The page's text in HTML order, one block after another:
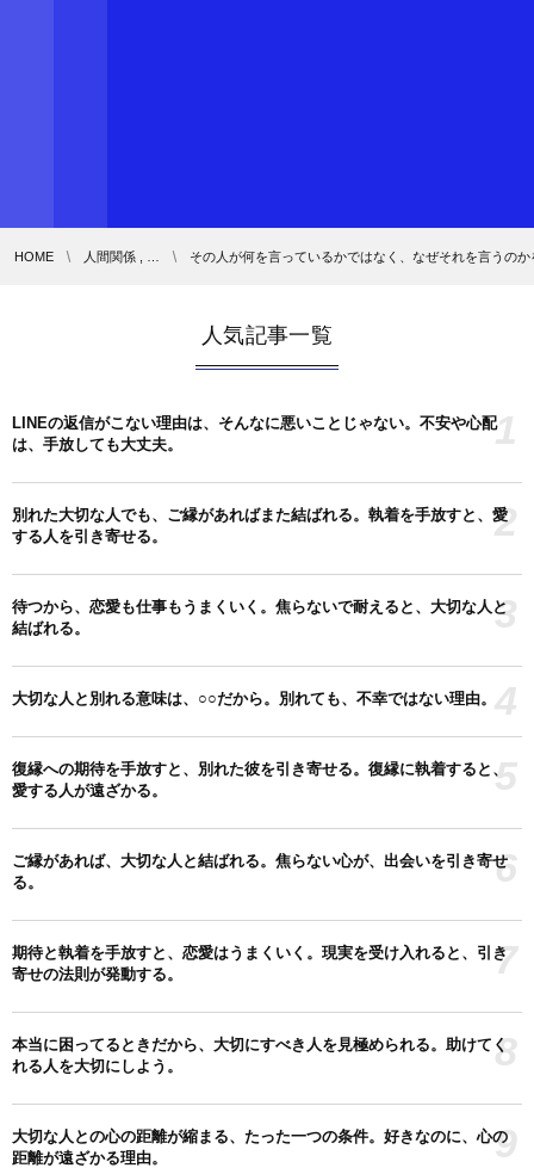
HOME 人間関係 , … その人が何を言っているかではなく、なぜそれを言うの
人気記事一覧
LINEの返信がこない理由は、そんなに悪いことじゃない。不安や心配
は、手放しても大丈夫。
1
別れた大切な人でも、ご縁があればまた結ばれる。執着を手放すと、愛
する人を引き寄せる。
2
待つから、恋愛も仕事もうまくいく。焦らないで耐えると、大切な人と
結ばれる。
3
大切な人と別れる意味は、○○だから。別れても、不幸ではない理由。 4
復縁への期待を手放すと、別れた彼を引き寄せる。復縁に執着すると、
愛する人が遠ざかる。
5
ご縁があれば、大切な人と結ばれる。焦らない心が、出会いを引き寄せ
る。
6
期待と執着を手放すと、恋愛はうまくいく。現実を受け入れると、引き
寄せの法則が発動する。
7
本当に困ってるときだから、大切にすべき人を見極められる。助けてく
れる人を大切にしよう。
8
大切な人との心の距離が縮まる、たった一つの条件。好きなのに、心の
距離が遠ざかる理由。
9